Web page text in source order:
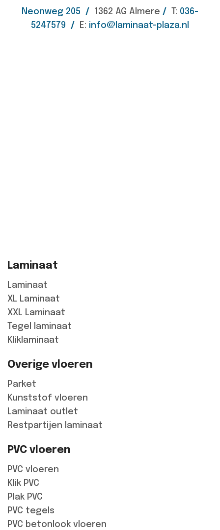
Neonweg 205 / 1362 AG Almere / T: 036-
5247579
/ E: info@laminaat-plaza.nl
Laminaat
Laminaat
XL Laminaat
XXL Laminaat
Tegel laminaat
Kliklaminaat
Overige vloeren
Parket
Kunststof vloeren
Laminaat outlet
Restpartijen laminaat
PVC vloeren
PVC vloeren
Klik PVC
Plak PVC
PVC tegels
PVC betonlook vloeren